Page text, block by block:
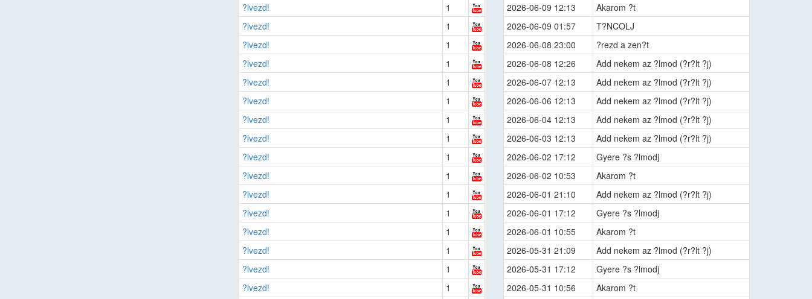
?lvezd!
1
?lvezd!
1
?lvezd!
1
?lvezd!
1
?lvezd!
1
?lvezd!
1
?lvezd!
1
?lvezd!
1
?lvezd!
1
?lvezd!
1
?lvezd!
1
?lvezd!
1
?lvezd!
1
?lvezd!
1
?lvezd!
1
?lvezd!
1
2026-06-09 12:13
Akarom ?t
2026-06-09 01:57
T?NCOLJ
2026-06-08 23:00
?rezd a zen?t
2026-06-08 12:26
Add nekem az ?lmod (?r?lt ?j)
2026-06-07 12:13
Add nekem az ?lmod (?r?lt ?j)
2026-06-06 12:13
Add nekem az ?lmod (?r?lt ?j)
2026-06-04 12:13
Add nekem az ?lmod (?r?lt ?j)
2026-06-03 12:13
Add nekem az ?lmod (?r?lt ?j)
2026-06-02 17:12
Gyere ?s ?lmodj
2026-06-02 10:53
Akarom ?t
2026-06-01 21:10
Add nekem az ?lmod (?r?lt ?j)
2026-06-01 17:12
Gyere ?s ?lmodj
2026-06-01 10:55
Akarom ?t
2026-05-31 21:09
Add nekem az ?lmod (?r?lt ?j)
2026-05-31 17:12
Gyere ?s ?lmodj
2026-05-31 10:56
Akarom ?t